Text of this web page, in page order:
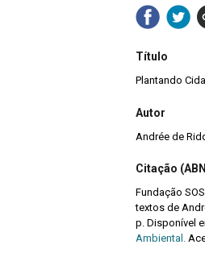
Título
Plantando
Autor
Andrée de
Citação
Fundação
textos de
p. Disponível
Ambiental.